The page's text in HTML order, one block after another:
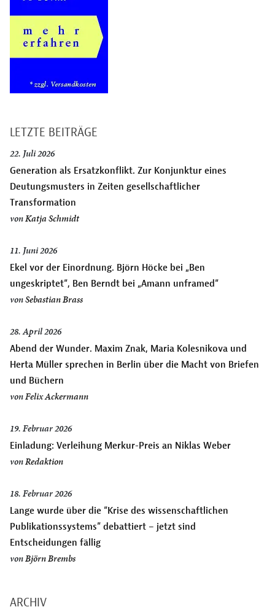
LETZTE BEITRÄGE
22. Juli 2026
Generation als Ersatzkonflikt. Zur Konjunktur eines
Deutungsmusters in Zeiten gesellschaftlicher
Transformation
vonKatja Schmidt
11. Juni 2026
Ekel vor der Einordnung. Björn Höcke bei „Ben
ungeskriptet“, Ben Berndt bei „Amann unframed“
vonSebastian Brass
28. April 2026
Abend der Wunder. Maxim Znak, Maria Kolesnikova und
Herta Müller sprechen in Berlin über die Macht von Briefen
und Büchern
vonFelix Ackermann
19. Februar 2026
Einladung: Verleihung Merkur-Preis an Niklas Weber
vonRedaktion
18. Februar 2026
Lange wurde über die “Krise des wissenschaftlichen
Publikationssystems” debattiert – jetzt sind
Entscheidungen fällig
vonBjörn Brembs
ARCHIV